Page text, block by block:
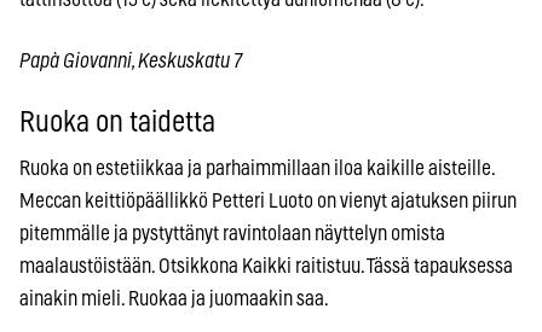
Papà Giovanni, Keskuskatu 7
Ruoka on taidetta
Ruoka on estetiikkaa ja parhaimmillaan iloa kaikille aisteille.
Meccan keittiöpäällikkö Petteri Luoto on vienyt ajatuksen piirun
pitemmälle ja pystyttänyt ravintolaan näyttelyn omista
maalaustöistään. Otsikkona Kaikki raitistuu. Tässä tapauksessa
ainakin mieli. Ruokaa ja juomaakin saa.